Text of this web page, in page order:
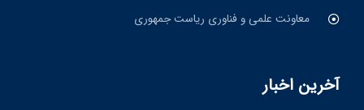
معاونت علمی و فناوری ریاست جمهوری
آخرین اخبار